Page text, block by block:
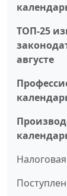
ТОП-25
августе